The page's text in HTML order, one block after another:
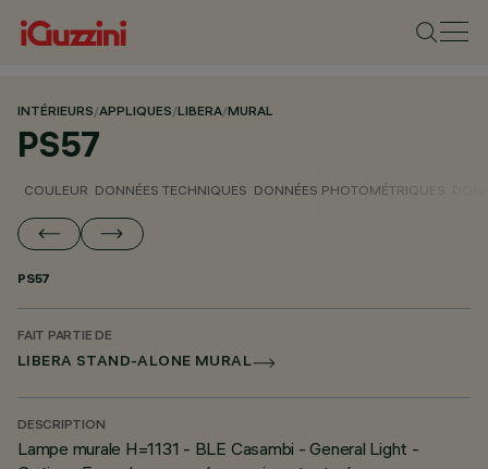
INTÉRIEURS/APPLIQUES/LIBERA/MURAL
PS57
COULEUR DONNÉES TECHNIQUES DONNÉES PHOTOMÉTRIQUES
PS57
FAIT PARTIE DE
LIBERA STAND-ALONE MURAL
DESCRIPTION
Lampe murale H=1131 - BLE Casambi - General Light -